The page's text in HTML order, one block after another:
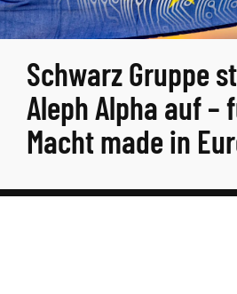
Schwarz Gruppe
Aleph Alpha auf –
Macht made in